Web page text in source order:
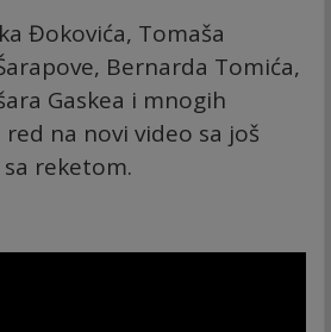
Đokovića, Tomaša
Bernarda Tomića,
Gaskea i mnogih
na novi video sa još
reketom.